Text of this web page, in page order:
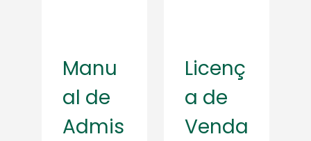
Manu
al de
Admis
Licenç
a de
Venda